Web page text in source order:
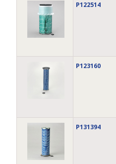
P122514
P123160
P131394